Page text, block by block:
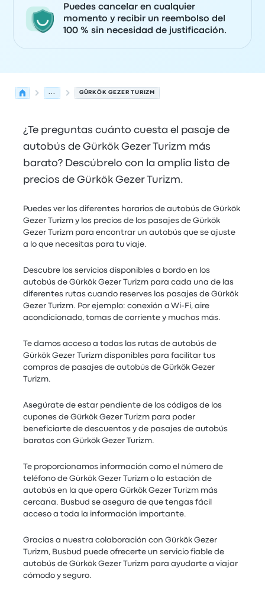
Puedes cancelar en cualquier
momento y recibir un reembolso del
100 % sin necesidad de justificación.
... GÜRKÖK GEZER TURIZM
¿Te preguntas cuánto cuesta el pasaje de
autobús de Gürkök Gezer Turizm más
barato? Descúbrelo con la amplia lista de
precios de Gürkök Gezer Turizm.
Puedes ver los diferentes horarios de autobús de Gürkök
Gezer Turizm y los precios de los pasajes de Gürkök
Gezer Turizm para encontrar un autobús que se ajuste
a lo que necesitas para tu viaje.
Descubre los servicios disponibles a bordo en los
autobús de Gürkök Gezer Turizm para cada una de las
diferentes rutas cuando reserves los pasajes de Gürkök
Gezer Turizm. Por ejemplo: conexión a Wi-Fi, aire
acondicionado, tomas de corriente y muchos más.
Te damos acceso a todas las rutas de autobús de
Gürkök Gezer Turizm disponibles para facilitar tus
compras de pasajes de autobús de Gürkök Gezer
Turizm.
Asegúrate de estar pendiente de los códigos de los
cupones de Gürkök Gezer Turizm para poder
beneficiarte de descuentos y de pasajes de autobús
baratos con Gürkök Gezer Turizm.
Te proporcionamos información como el número de
teléfono de Gürkök Gezer Turizm o la estación de
autobús en la que opera Gürkök Gezer Turizm más
cercana. Busbud se asegura de que tengas fácil
acceso a toda la información importante.
Gracias a nuestra colaboración con Gürkök Gezer
Turizm, Busbud puede ofrecerte un servicio fiable de
autobús de Gürkök Gezer Turizm para ayudarte a viajar
cómodo y seguro.